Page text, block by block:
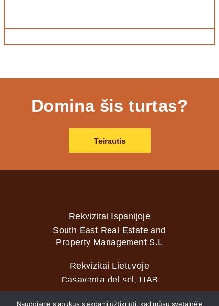
Domina šis turtas?
Teirautis
Rekvizitai Ispanijoje
South East Real Estate and
Property Management S.L
Rekvizitai Lietuvoje
Casaventa del sol, UAB
Naudojame slapukus siekdami užtikrinti, kad mūsų svetainėje